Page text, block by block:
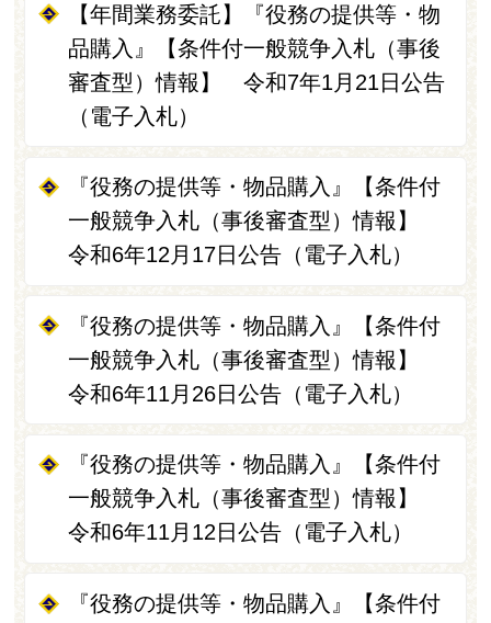
【年間業務委託】『役務の提供等・物
品購入』【条件付一般競争入札（事後
審査型）情報】 令和7年1月21日公告
（電子入札）
『役務の提供等・物品購入』【条件付
一般競争入札（事後審査型）情報】
令和6年12月17日公告（電子入札）
『役務の提供等・物品購入』【条件付
一般競争入札（事後審査型）情報】
令和6年11月26日公告（電子入札）
『役務の提供等・物品購入』【条件付
一般競争入札（事後審査型）情報】
令和6年11月12日公告（電子入札）
『役務の提供等・物品購入』【条件付